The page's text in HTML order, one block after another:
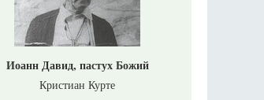
Иоанн Давид, пастух Божий
Кристиан Курте